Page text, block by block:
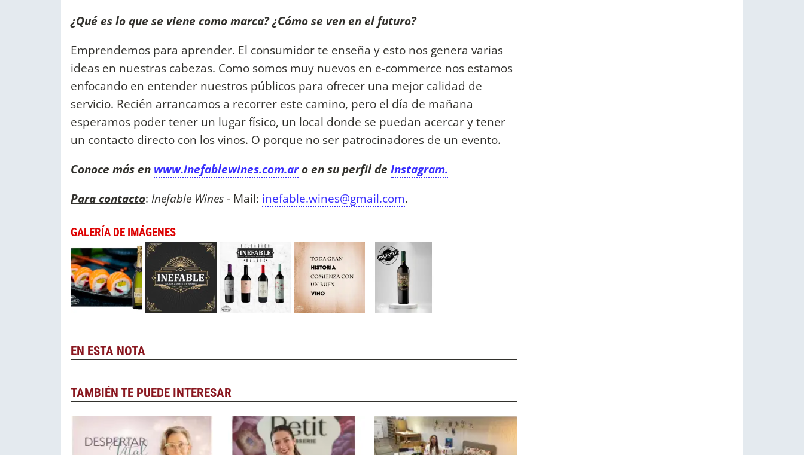
¿Qué es lo que se viene como marca? ¿Cómo se ven en el futuro?
Emprendemos para aprender. El consumidor te enseña y esto nos genera varias
ideas en nuestras cabezas. Como somos muy nuevos en e-commerce nos estamos
enfocando en entender nuestros públicos para ofrecer una mejor calidad de
servicio. Recién arrancamos a recorrer este camino, pero el día de mañana
esperamos poder tener un lugar físico, un local donde se puedan acercar y tener
un contacto directo con los vinos. O porque no ser patrocinadores de un evento.
Conoce más en www.inefablewines.com.aro en su perfil de Instagram.
Para contacto: Inefable Wines - Mail: inefable.wines@gmail.com.
GALERÍA DE IMÁGENES
EN ESTA NOTA
TAMBIÉN TE PUEDE INTERESAR